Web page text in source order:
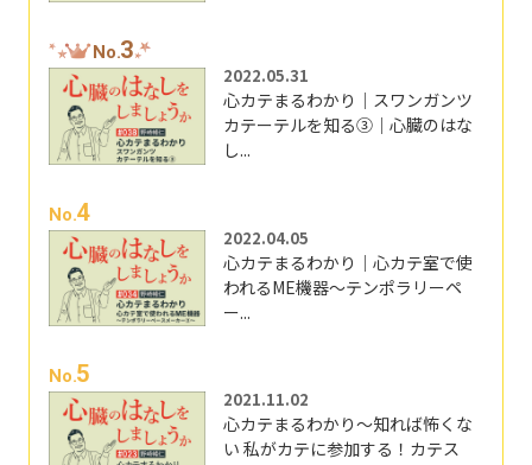
No.3
2022.05.31
心カテまるわかり｜スワンガンツ
カテーテルを知る③｜心臓のはな
し...
No.4
2022.04.05
心カテまるわかり｜心カテ室で使
われるME機器～テンポラリーペ
ー...
No.5
2021.11.02
心カテまるわかり～知れば怖くな
い 私がカテに参加する！カテス